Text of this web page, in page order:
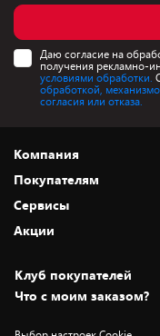
Даю согласие на
получения рекламно-
условиями обработки.
обработкой,
согласия или отказа.
Компания
О нас
Адреса магазинов
Новости
Статьи и обзоры
Вакансии
Покупателям
Как сделать заказ
Оплата и доставка
Безналичный расчёт
Обмен и возврат товара
Сервисы
Установка техники
Для игровых консолей
Акции
Скидки и промокоды
Белорусские товары
Клуб покупателей
Что с моим заказом?